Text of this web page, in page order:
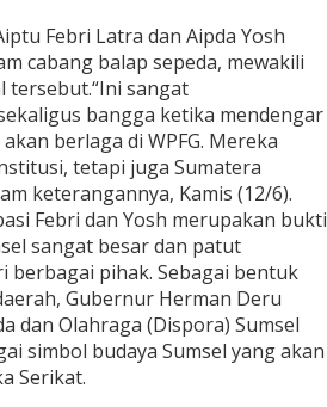
Febri Latra dan Aipda Yosh
cabang balap sepeda, mewakili
tersebut.“Ini sangat
bangga ketika mendengar
berlaga di WPFG. Mereka
tetapi juga Sumatera
keterangannya, Kamis (12/6).
Febri dan Yosh merupakan bukti
sangat besar dan patut
berbagai pihak. Sebagai bentuk
Gubernur Herman Deru
dan Olahraga (Dispora) Sumsel
simbol budaya Sumsel yang akan
Serikat.